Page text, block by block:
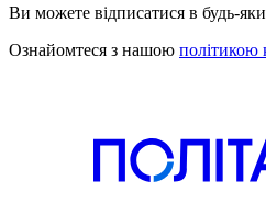
Ви можете відписатися в будь-
Ознайомтеся з нашою політикою